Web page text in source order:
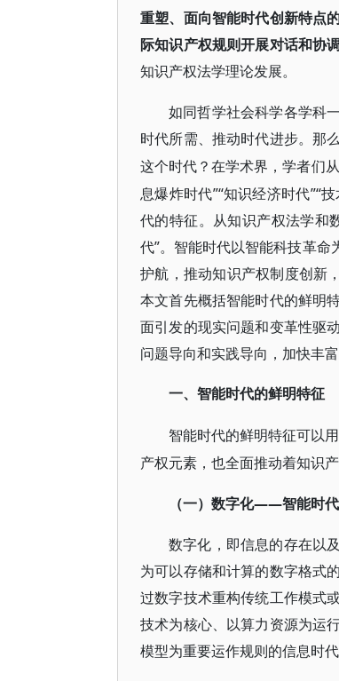
重塑、面向智能时代创新特点
际知识产权规则开展对话和协调
知识产权法学理论发展。
如同哲学社会科学各学科
时代所需、推动时代进步。那
这个时代？在学术界，学者们
息爆炸时代”“知识经济时代”“
代的特征。从知识产权法学和
代”。智能时代以智能科技革
护航，推动知识产权制度创新
本文首先概括智能时代的鲜明
面引发的现实问题和变革性驱
问题导向和实践导向，加快丰
一、智能时代的鲜明特征
智能时代的鲜明特征可以用
产权元素，也全面推动着知识
（一）数字化——智能时代
数字化，即信息的存在以
为可以存储和计算的数字格式
过数字技术重构传统工作模式
技术为核心、以算力资源为运
模型为重要运作规则的信息时代